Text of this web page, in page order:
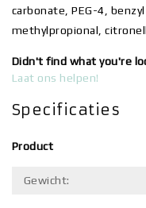
carbonate, PEG-4,
methylpropional,
Didn't find what you're
Laat ons helpen!
Specificaties
Product
Gewicht: